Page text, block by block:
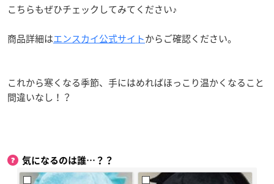
こちらもぜひチェックしてみてください♪
商品詳細はエンスカイ公式サイトからご確認ください。
これから寒くなる季節、手にはめればほっこり温かくなること
間違いなし！？
気になるのは誰…？？